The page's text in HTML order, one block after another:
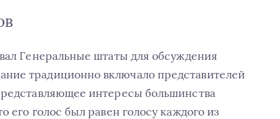
Генеральные штаты для обсуждения
традиционно включало представителей
интересы большинства
его голос был равен голосу каждого из